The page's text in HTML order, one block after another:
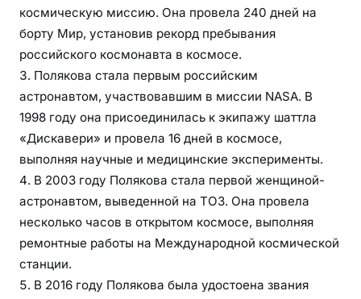
космическую миссию. Она провела 240 дней на
борту Мир, установив рекорд пребывания
российского космонавта в космосе.
Полякова стала первым российским
астронавтом, участвовавшим в миссии NASA. В
1998 году она присоединилась к экипажу шаттла
«Дискавери» и провела 16 дней в космосе,
выполняя научные и медицинские эксперименты.
В 2003 году Полякова стала первой женщиной-
астронавтом, выведенной на ТОЗ. Она провела
несколько часов в открытом космосе, выполняя
ремонтные работы на Международной космической
станции.
В 2016 году Полякова была удостоена звания